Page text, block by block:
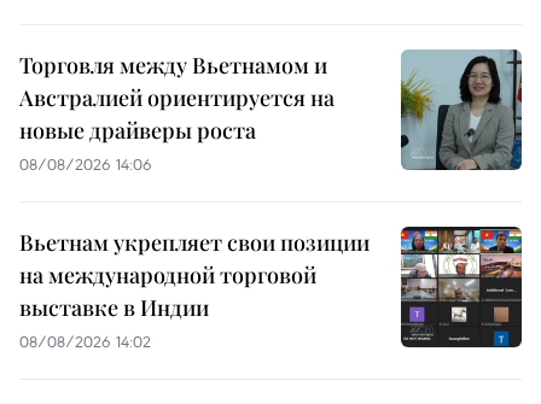
Торговля между Вьетнамом и
Австралией ориентируется на
новые драйверы роста
08/08/2026 14:06
Вьетнам укрепляет свои позиции
на международной торговой
выставке в Индии
08/08/2026 14:02